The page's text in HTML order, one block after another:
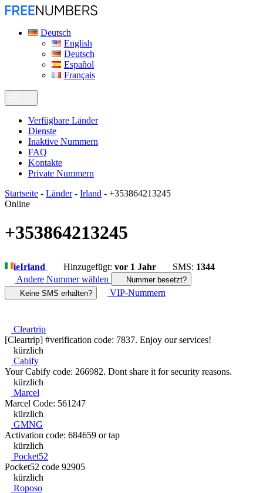
Deutsch
English
Deutsch
Español
Français
Verfügbare Länder
Dienste
Inaktive Nummern
FAQ
Kontakte
Private Nummern
Startseite - Länder- Irland - +353864213245
Online
+353864213245
ieIrland Hinzugefügt: vor 1 Jahr SMS: 1344
Andere Nummer wählen
Nummer besetzt?
Keine SMS erhalten?
VIP-Nummern
Cleartrip
[Cleartrip] #verification code: 7837. Enjoy our services!
kürzlich
Cabify
Your Cabify code: 266982. Dont share it for security reasons.
kürzlich
Marcel
Marcel Code: 561247
kürzlich
GMNG
Activation code: 684659 or tap
kürzlich
Pocket52
Pocket52 code 92905
kürzlich
Roposo